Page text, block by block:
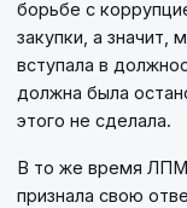
борьбе с
закупки, а значит,
вступала в
должна была
этого не сделала.
В то же время ЛПМ
признала свою